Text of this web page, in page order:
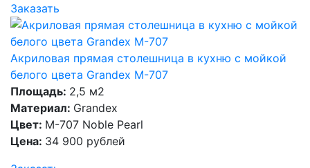
Заказать
Акриловая прямая столешница в кухню с мойкой
белого цвета Grandex M-707
Площадь: 2,5 м2
Материал: Grandex
Цвет: M-707 Noble Pearl
Цена: 34 900 рублей